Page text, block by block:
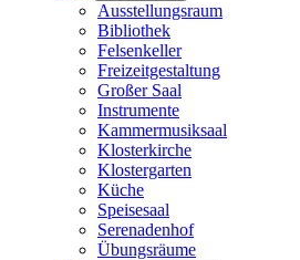
Ausstellungsraum
Bibliothek
Felsenkeller
Freizeitgestaltung
Großer Saal
Instrumente
Kammermusiksaal
Klosterkirche
Klostergarten
Küche
Speisesaal
Serenadenhof
Übungsräume